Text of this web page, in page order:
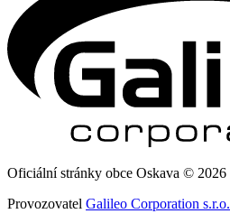
Oficiální stránky obce Oskava © 2026
Provozovatel Galileo Corporation s.r.o.